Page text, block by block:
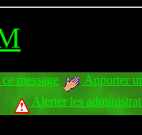
message
Apporter
Alerter les